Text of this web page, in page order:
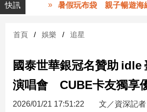
觀
財
台
灣
財
新
暑假玩布袋 親子暢遊海線
首頁 娛樂 追星
國泰世華銀冠名贊助 idle
演唱會 CUBE卡友獨享
2026/01/21 17:51:22 文／資深記